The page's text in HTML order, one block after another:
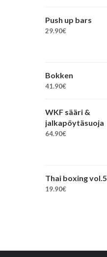
Push up bars
29.90€
Bokken
41.90€
WKF sääri &
jalkapöytäsuoja
64.90€
Thai boxing vol.5
19.90€